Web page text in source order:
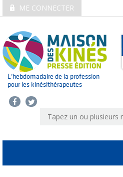
ME CONNECTER
L’hebdomadaire de la profession
pour les kinésithérapeutes